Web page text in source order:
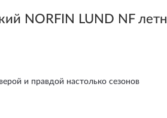
NORFIN LUND NF
и правдой настолько сезонов